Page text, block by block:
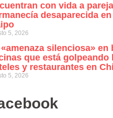
con vida a
desaparecida en
5, 2026
silenciosa» en
que está golpeando
y restaurantes en
5, 2026